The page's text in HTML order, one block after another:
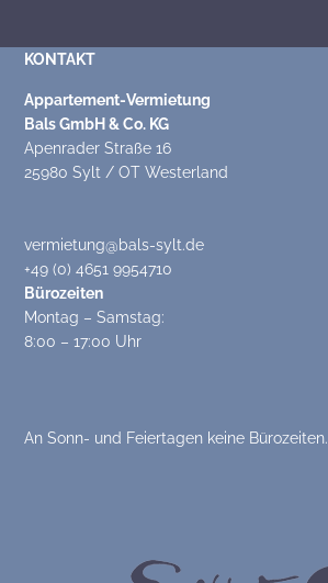
KONTAKT
Appartement-Vermietung
Bals GmbH & Co. KG
Apenrader Straße 16
25980 Sylt / OT Westerland
vermietung@bals-sylt.de
+49 (0) 4651 9954710
Bürozeiten
Montag – Samstag:
8:00 – 17:00 Uhr
An Sonn- und Feiertagen keine Bürozeiten.